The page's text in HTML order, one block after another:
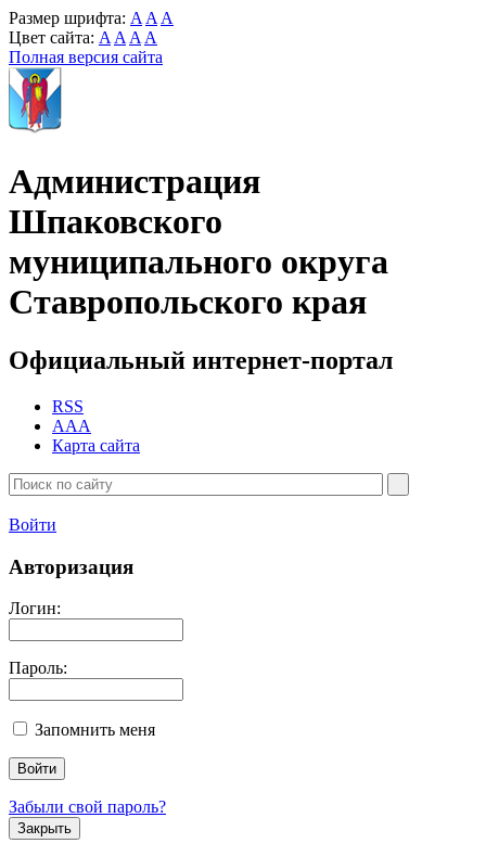
Размер шрифта: A A A
Цвет сайта: A A A A
Полная версия сайта
Администрация
Шпаковского
муниципального округа
Ставропольского края
Официальный интернет-портал
RSS
AAA
Карта сайта
Войти
Авторизация
Логин:
Пароль:
Запомнить меня
Забыли свой пароль?
Закрыть